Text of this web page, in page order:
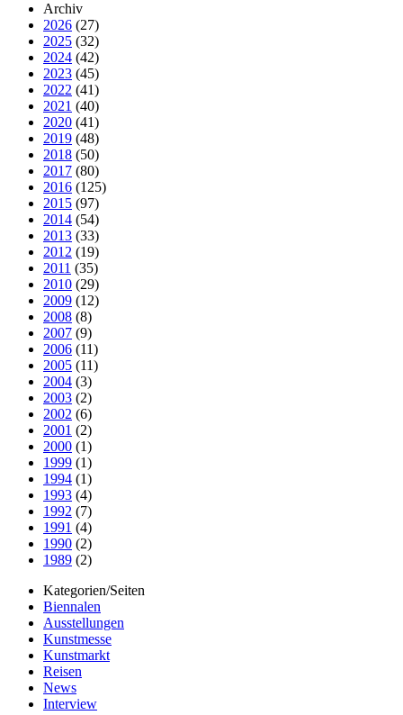
Archiv
2026 (27)
2025 (32)
2024 (42)
2023 (45)
2022 (41)
2021 (40)
2020 (41)
2019 (48)
2018 (50)
2017 (80)
2016 (125)
2015 (97)
2014 (54)
2013 (33)
2012 (19)
2011 (35)
2010 (29)
2009 (12)
2008 (8)
2007 (9)
2006 (11)
2005 (11)
2004 (3)
2003 (2)
2002 (6)
2001 (2)
2000 (1)
1999 (1)
1994 (1)
1993 (4)
1992 (7)
1991 (4)
1990 (2)
1989 (2)
Kategorien/Seiten
Biennalen
Ausstellungen
Kunstmesse
Kunstmarkt
Reisen
News
Interview